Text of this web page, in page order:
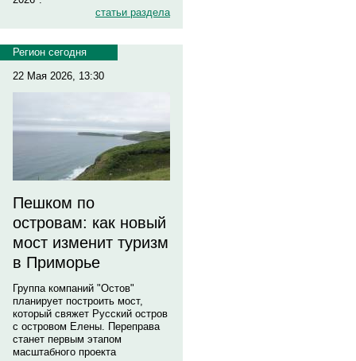
статьи раздела
Регион сегодня
22 Мая 2026, 13:30
Пешком по
островам: как новый
мост изменит туризм
в Приморье
Группа компаний "Остов"
планирует построить мост,
который свяжет Русский остров
с островом Елены. Переправа
станет первым этапом
масштабного проекта